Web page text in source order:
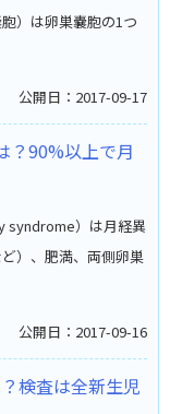
）は卵巣嚢胞の1つ
公開日：2017-09-17
？90%以上で月
syndrome）は月経異
）、肥満、両側卵巣
公開日：2017-09-16
検査は全新生児